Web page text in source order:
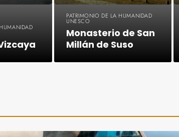
PATRIMONIO DE LA HUMANIDAD
UNESCO
Monasterio de San
Millán de Suso